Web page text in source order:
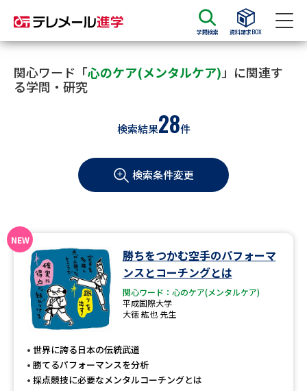
学問検索 資料請求BOX
資料請求 資料検索
大学・短大の資料種類から請求
学部・学科パンフ
総合型選抜・学校推薦型選抜 募
大学入学共通テスト利用選抜の
過去問題集
大学・短大以外の資料から請求
専門学校の資料請求 大学院の資料請求
留学・進学関連、塾・予備校
大学入学共通テスト「受験上の
高等学校卒業程度認定試験
関心ワード「心のケア(メンタルケア) 」に関連す
る学問・研究
検索結果28件
検索条件変更
勝ちをつかむ空手のパフォーマ
ンスとコーチングとは
関心ワード：心のケア(メンタルケア)
平成国際大学
大徳 紘也 先生
世界に誇る日本の伝統武道
勝てるパフォーマンスを分析
採点競技に必要なメンタルコーチングとは